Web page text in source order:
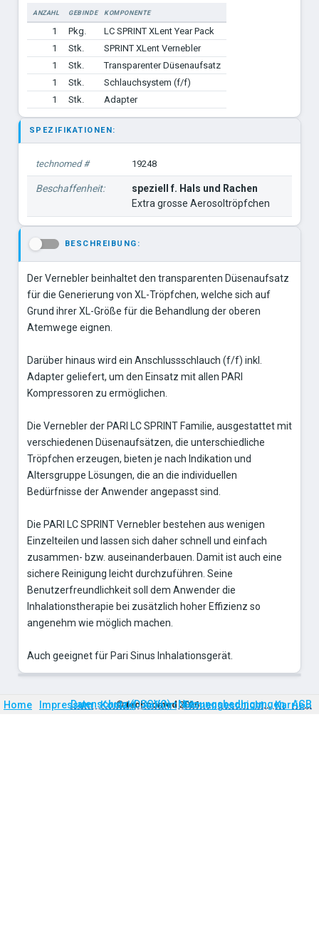
ANZAHL GEBINDE
KOMPONENTE
1
Pkg.
LC SPRINT XLent Year Pack
1
Stk.
SPRINT XLent Vernebler
1
Stk.
Transparenter Düsenaufsatz
1
Stk.
Schlauchsystem (f/f)
1
Stk. Adapter
SPEZIFIKATIONEN:
technomed # 19248
Beschaffenheit:
speziell f. Hals und Rachen
Extra grosse Aerosoltröpfchen
BESCHREIBUNG:
Der Vernebler beinhaltet den transparenten Düsenaufsatz
für die Generierung von XL-Tröpfchen, welche sich auf
Grund ihrer XL-Größe für die Behandlung der oberen
Atemwege eignen.
Darüber hinaus wird ein Anschlussschlauch (f/f) inkl.
Adapter geliefert, um den Einsatz mit allen PARI
Kompressoren zu ermöglichen.
Die Vernebler der PARI LC SPRINT Familie, ausgestattet mit
verschiedenen Düsenaufsätzen, die unterschiedliche
Tröpfchen erzeugen, bieten je nach Indikation und
Altersgruppe Lösungen, die an die individuellen
Bedürfnisse der Anwender angepasst sind.
Die PARI LC SPRINT Vernebler bestehen aus wenigen
Einzelteilen und lassen sich daher schnell und einfach
zusammen- bzw. auseinanderbauen. Damit ist auch eine
sichere Reinigung leicht durchzuführen. Seine
Benutzerfreundlichkeit soll dem Anwender die
Inhalationstherapie bei zusätzlich hoher Effizienz so
angenehm wie möglich machen.
Auch geeignet für Pari Sinus Inhalationsgerät.
Home Impressum Kontakt Anfahrt Firmengeschichte Karriere
©technomed 2026
Datenschutz (DSGVO) Nutzungsbedingungen AGB